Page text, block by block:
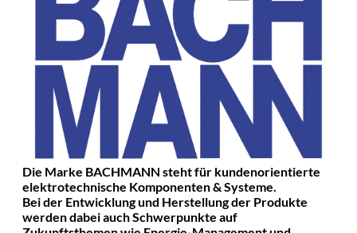
Die Marke BACHMANN steht für kundenorientierte
elektrotechnische Komponenten & Systeme.
Bei der Entwicklung und Herstellung der Produkte
werden dabei auch Schwerpunkte auf